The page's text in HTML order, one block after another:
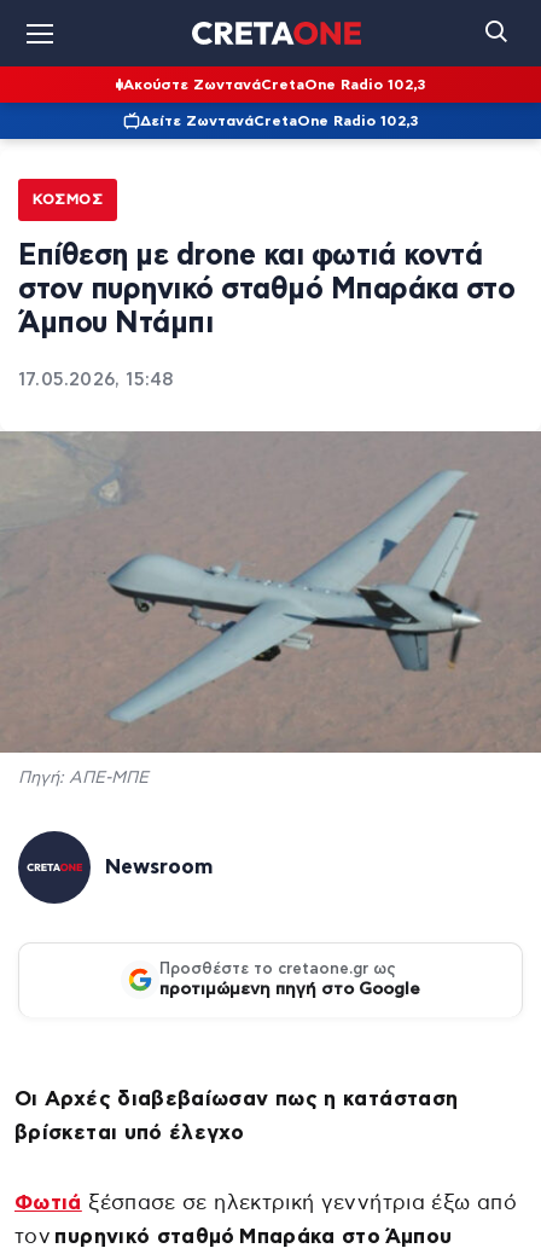
Ακούστε ΖωντανάCretaOne Radio 102,3
Δείτε ΖωντανάCretaOne Radio 102,3
ΚΌΣΜΟΣ
Επίθεση με drone και φωτιά κοντά
στον πυρηνικό σταθμό Μπαράκα στο
Άμπου Ντάμπι
17.05.2026, 15:48
Πηγή: ΑΠΕ-ΜΠΕ
Newsroom
Προσθέστε το cretaone.gr ως
προτιμώμενη πηγή στο Google
Οι Aρχές διαβεβαίωσαν πως η κατάσταση
βρίσκεται υπό έλεγχο
Φωτιά ξέσπασε σε ηλεκτρική γεννήτρια έξω από
τον πυρηνικό σταθμό Μπαράκα στο Άμπου